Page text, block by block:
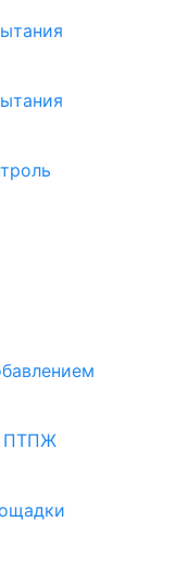
ПТПЖ